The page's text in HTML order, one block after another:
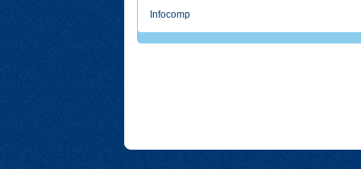
Infocomp